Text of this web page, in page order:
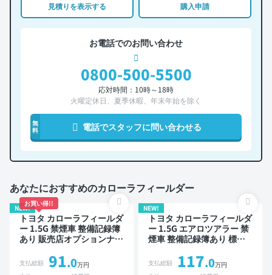
見積りを表示する 購入申請
お電話でのお問い合わせ
0800-500-5500
応対時間：10時～18時
火曜定休日、夏季休暇、年末年始を除く
無
料
電話でスタッフに問い合わせる
あなたにおすすめのカローラフィールダー
NEW!
お買い得!!
トヨタ カローラフィールダ
ー 1.5G 禁煙車 整備記録簿
あり 販売店オプションナビ
ライブレコーダー 衝突軽減
支払総額 91.0万円
NEW!
トヨタ カローラフィールダ
ー 1.5G エアロツアラー 禁
煙車 整備記録簿あり 標準
ワイヤレスキー ETC バッ
クモニター ドライブレコー
支払総額 117.0万円